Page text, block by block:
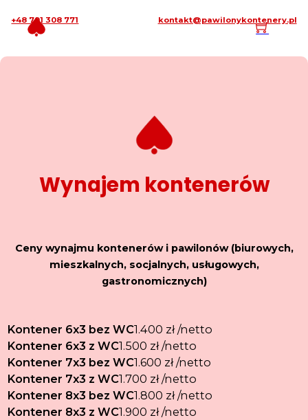
+48 791 308 771 kontakt@pawilonykontenery.pl
Wynajem kontenerów
Ceny wynajmu kontenerów i pawilonów (biurowych,
mieszkalnych, socjalnych, usługowych,
gastronomicznych)
Kontener 6x3 bez WC1.400 zł /netto
Kontener 6x3 z WC1.500 zł /netto
Kontener 7x3 bez WC1.600 zł /netto
Kontener 7x3 z WC1.700 zł /netto
Kontener 8x3 bez WC1.800 zł /netto
Kontener 8x3 z WC1.900 zł /netto